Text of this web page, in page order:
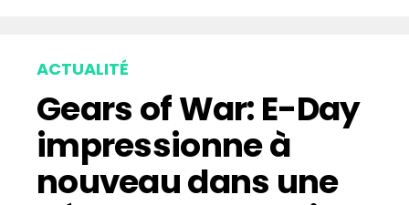
ACTUALITÉ
Gears of War: E-Day
impressionne à
nouveau dans une